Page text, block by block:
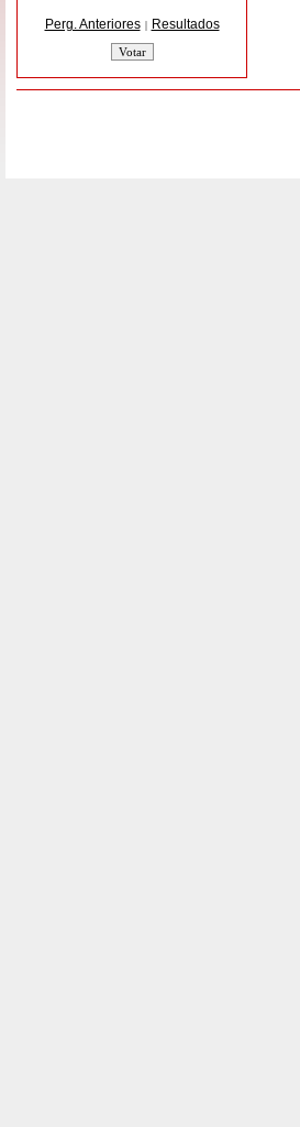
Perg. Anteriores | Resultados